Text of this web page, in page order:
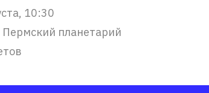
10:30
планетарий